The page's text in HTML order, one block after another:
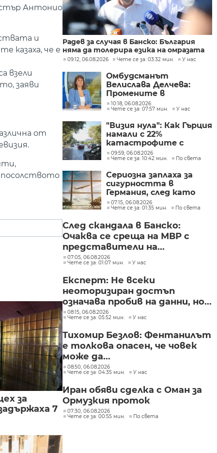
Антонио
и
казаха, че е
взели
заяви
от
посолството
за
7
Радев за случая в Банско: България
няма да толерира езика на омразата
09:12, 06.08.2026 Чете се за: 03:32 мин. У нас
Омбудсманът
Велислава Делчева:
Промените в
трудовото
законодателство не
през бюджета
10:18, 06.08.2026
Чете се за: 07:57 мин.
У нас
"Визия нула": Как Гърция
намали с 22%
катастрофите с
фатален край по
пътищата в страната
09:59, 06.08.2026
Чете се за: 10:42 мин.
По света
Сериозна заплаха за
сигурността в
Германия, след като
дрон беше намерен на
летището в Лайпциг
07:15, 06.08.2026
Чете се за: 01:35 мин.
По света
След скандала в Банско:
Очаква се среща на МВР с
представители на...
07:05, 06.08.2026
Чете се за: 01:07 мин.
У нас
Експерт: Не всеки
неоторизиран достъп
означава пробив на данни, но...
08:15, 06.08.2026
Чете се за: 05:52 мин.
У нас
Тихомир Безлов: Фентанилът
е толкова опасен, че човек
може да...
08:50, 06.08.2026
Чете се за: 04:35 мин.
У нас
Иран обяви сделка с Оман за
Ормузкия проток
07:30, 06.08.2026
Чете се за: 00:55 мин.
По света